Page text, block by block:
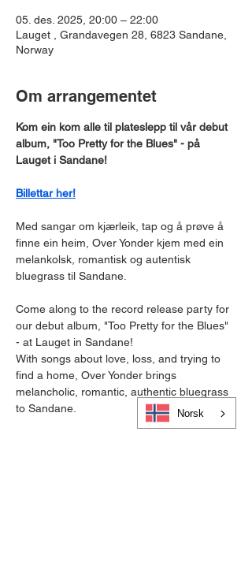
05. des. 2025, 20:00 – 22:00
Lauget , Grandavegen 28, 6823 Sandane,
Norway
Om arrangementet
Kom ein kom alle til plateslepp til vår debut
album, "Too Pretty for the Blues" - på
Lauget i Sandane!
Billettar her!
Med sangar om kjærleik, tap og å prøve å
finne ein heim, Over Yonder kjem med ein
melankolsk, romantisk og autentisk
bluegrass til Sandane.
Come along to the record release party for
our debut album, "Too Pretty for the Blues"
- at Lauget in Sandane!
With songs about love, loss, and trying to
find a home, Over Yonder brings
melancholic, romantic, authentic bluegrass
to Sandane.
Norsk